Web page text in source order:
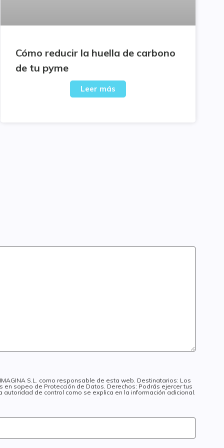
Cómo reducir la huella de carbono
de tu pyme
Leer más
S.L. como responsable de esta web. Destinatarios: Los
sopeo de Protección de Datos. Derechos: Podrás ejercer tus
de control como se explica en la información adicional.